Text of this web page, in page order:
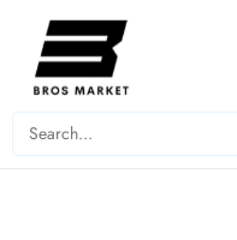
Перейти
содержимому